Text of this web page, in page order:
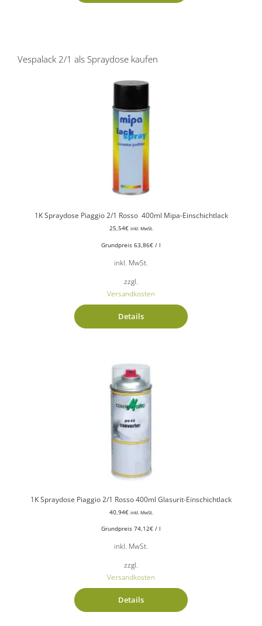
Vespalack 2/1 als Spraydose kaufen
1K Spraydose Piaggio 2/1 Rosso 400ml Mipa-Einschichtlack
25,54€ inkl. MwSt.
Grundpreis 63,86€ / l
inkl. MwSt.
zzgl.
Versandkosten
Details
1K Spraydose Piaggio 2/1 Rosso 400ml Glasurit-Einschichtlack
40,94€ inkl. MwSt.
Grundpreis 74,12€ / l
inkl. MwSt.
zzgl.
Versandkosten
Details